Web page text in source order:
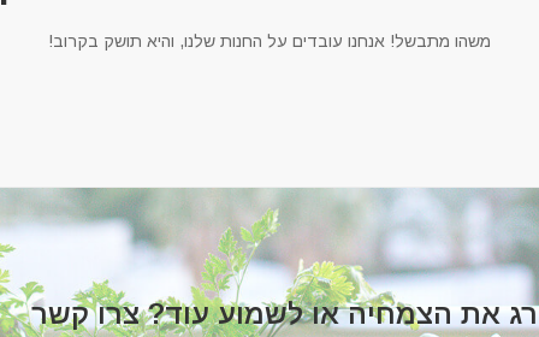
משהו מתבשל! אנחנו עובדים על החנות שלנו, והיא תושק בקרוב!
את הצמחיה או לשמוע עוד? צרו קשר